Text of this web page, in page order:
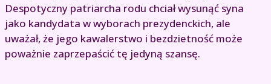
Despotyczny patriarcha rodu chciał wysunąć syna
jako kandydata w wyborach prezydenckich, ale
uważał, że jego kawalerstwo i bezdzietność może
poważnie zaprzepaścić tę jedyną szansę.